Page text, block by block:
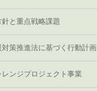
と重点戦略課題
策推進法に基づく行動計画
ンジプロジェクト事業